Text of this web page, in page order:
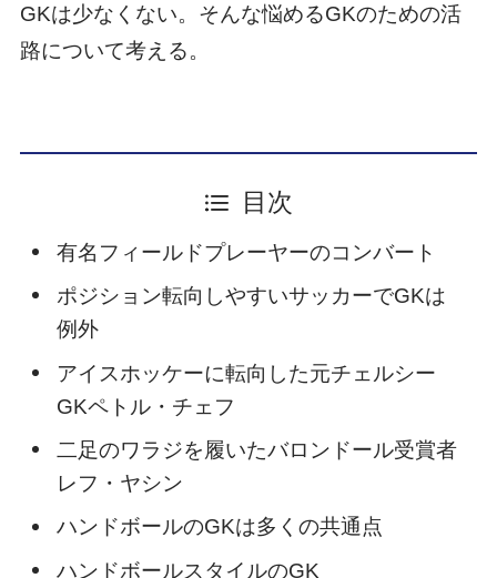
GKは少なくない。そんな悩めるGKのための活
路について考える。
目次
有名フィールドプレーヤーのコンバート
ポジション転向しやすいサッカーでGKは
例外
アイスホッケーに転向した元チェルシー
GKペトル・チェフ
二足のワラジを履いたバロンドール受賞者
レフ・ヤシン
ハンドボールのGKは多くの共通点
ハンドボールスタイルのGK